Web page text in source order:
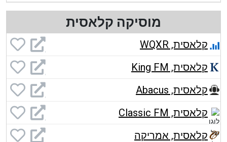
מוסיקה קלאסית
קלאסית, WQXR
קלאסית, King FM
קלאסית, Abacus
קלאסית, Classic FM
קלאסית, אמריקה